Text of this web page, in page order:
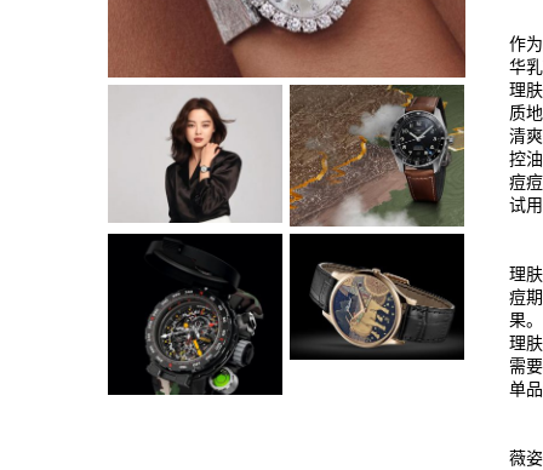
作
华
理
质
清
控
痘
试
理
痘
果。
理
需
单
薇